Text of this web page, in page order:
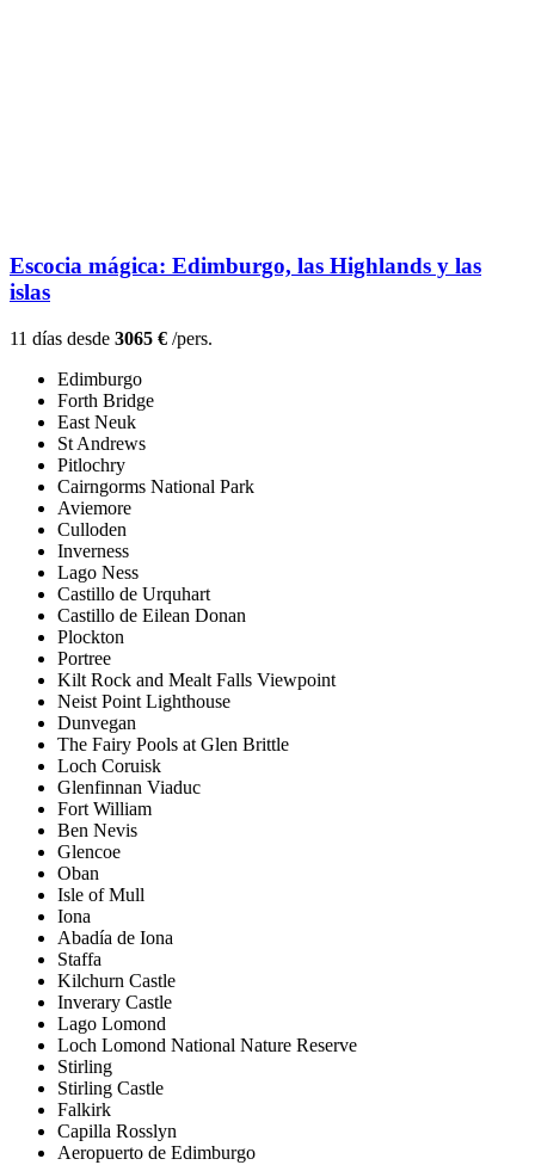
Escocia mágica: Edimburgo, las Highlands y las
islas
11 días desde 3065 € /pers.
Edimburgo
Forth Bridge
East Neuk
St Andrews
Pitlochry
Cairngorms National Park
Aviemore
Culloden
Inverness
Lago Ness
Castillo de Urquhart
Castillo de Eilean Donan
Plockton
Portree
Kilt Rock and Mealt Falls Viewpoint
Neist Point Lighthouse
Dunvegan
The Fairy Pools at Glen Brittle
Loch Coruisk
Glenfinnan Viaduc
Fort William
Ben Nevis
Glencoe
Oban
Isle of Mull
Iona
Abadía de Iona
Staffa
Kilchurn Castle
Inverary Castle
Lago Lomond
Loch Lomond National Nature Reserve
Stirling
Stirling Castle
Falkirk
Capilla Rosslyn
Aeropuerto de Edimburgo